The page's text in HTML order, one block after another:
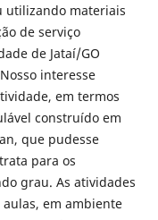
utilizando materiais
de serviço
de Jataí/GO
interesse
em termos
construído em
que pudesse
para os
grau. As atividades
em ambiente